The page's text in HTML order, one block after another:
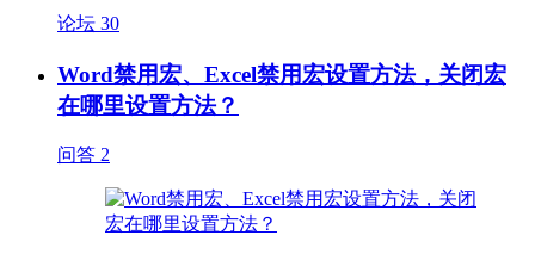
论坛 30
Word禁用宏、Excel禁用宏设置方法，关闭宏
在哪里设置方法？
问答 2